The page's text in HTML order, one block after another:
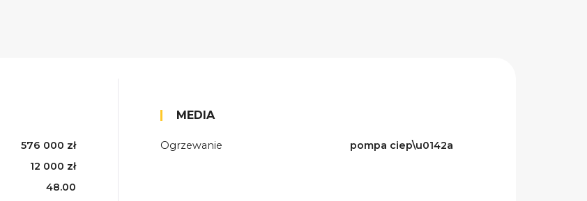
576 000 zł
12 000 zł
48.00
MEDIA
Ogrzewanie pompa ciep\u0142a